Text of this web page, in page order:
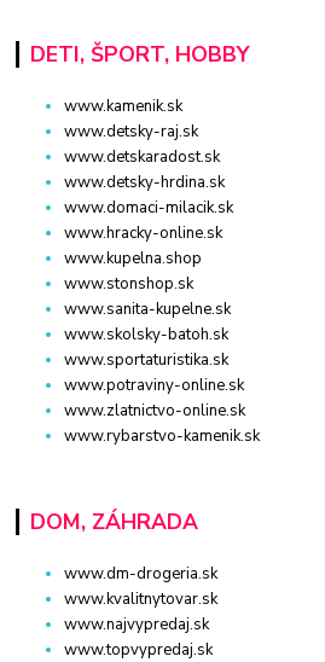
DETI, ŠPORT, HOBBY
www.kamenik.sk
www.detsky-raj.sk
www.detskaradost.sk
www.detsky-hrdina.sk
www.domaci-milacik.sk
www.hracky-online.sk
www.kupelna.shop
www.stonshop.sk
www.sanita-kupelne.sk
www.skolsky-batoh.sk
www.sportaturistika.sk
www.potraviny-online.sk
www.zlatnictvo-online.sk
www.rybarstvo-kamenik.sk
DOM, ZÁHRADA
www.dm-drogeria.sk
www.kvalitnytovar.sk
www.najvypredaj.sk
www.topvypredaj.sk